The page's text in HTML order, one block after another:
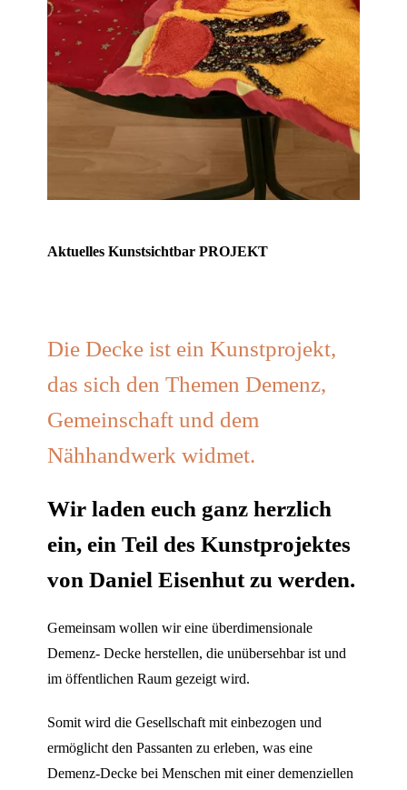
Aktuelles Kunstsichtbar PROJEKT
Die Decke ist ein Kunstprojekt,
das sich den Themen Demenz,
Gemeinschaft und dem
Nähhandwerk widmet.
Wir laden euch ganz herzlich
ein,ein Teil des Kunstprojektes
von Daniel Eisenhut zu werden.
Gemeinsam wollen wir eine überdimensionale
Demenz- Decke herstellen, die unübersehbar ist und
im öffentlichen Raum gezeigt wird.
Somit wird die Gesellschaft mit einbezogen und
ermöglicht den Passanten zu erleben, was eine
Demenz-Decke bei Menschen mit einer demenziellen